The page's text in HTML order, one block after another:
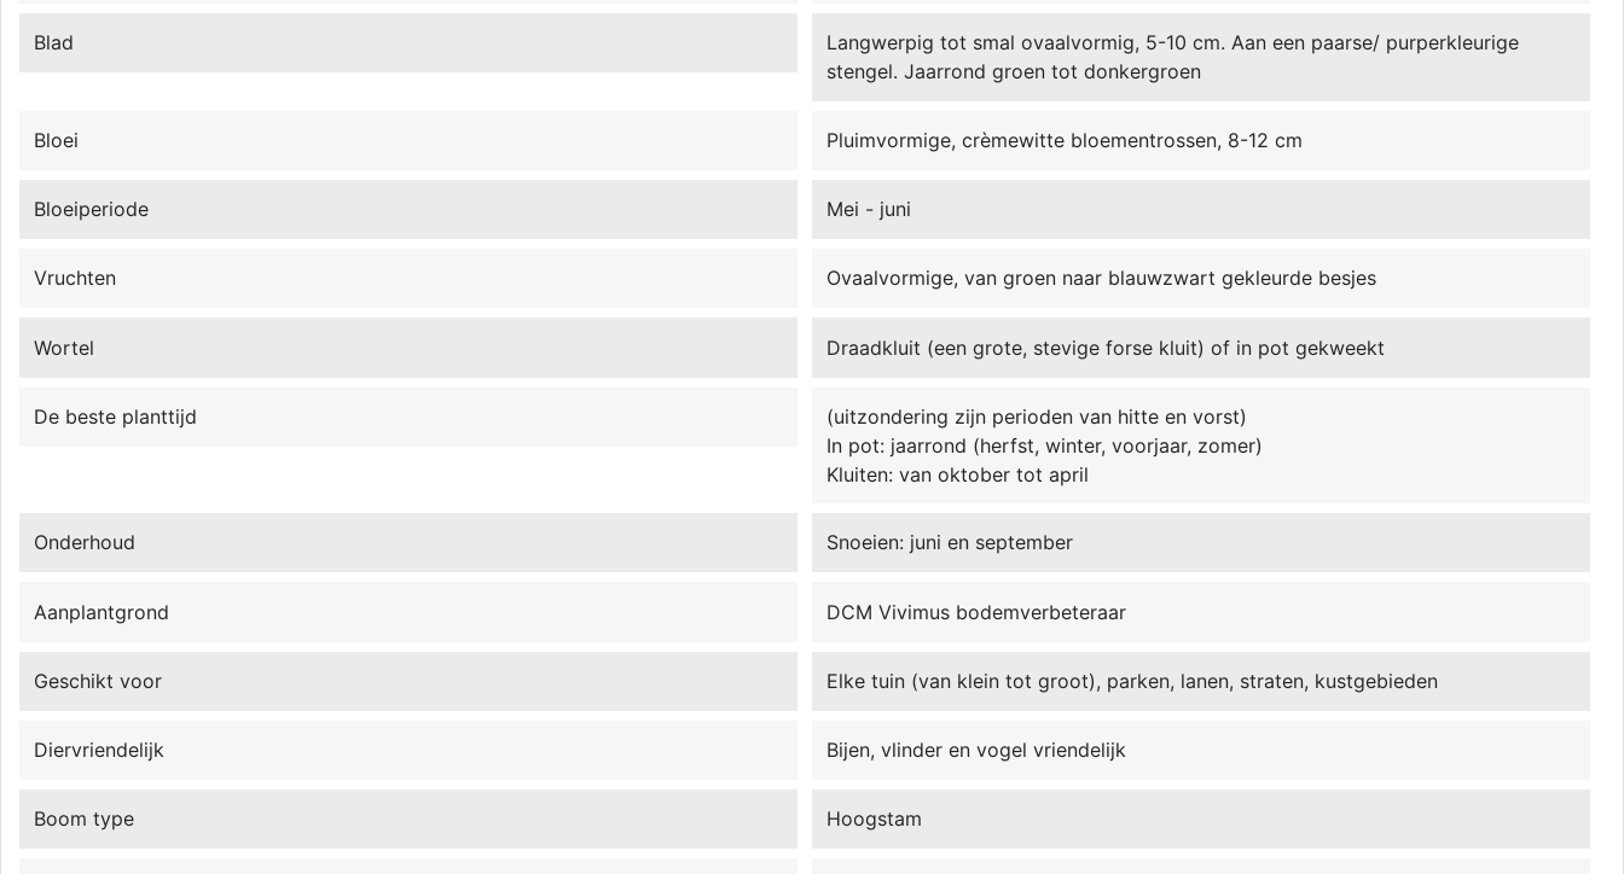
Blad
Langwerpig tot smal ovaalvormig, 5-10 cm. Aan een paarse/ purperkleurige
stengel. Jaarrond groen tot donkergroen
Bloei Pluimvormige, crèmewitte bloementrossen, 8-12 cm
Bloeiperiode Mei - juni
Vruchten Ovaalvormige, van groen naar blauwzwart gekleurde besjes
Wortel Draadkluit (een grote, stevige forse kluit) of in pot gekweekt
De beste planttijd
(uitzondering zijn perioden van hitte en vorst)
In pot: jaarrond (herfst, winter, voorjaar, zomer)
Kluiten: van oktober tot april
Onderhoud Snoeien: juni en september
Aanplantgrond DCM Vivimus bodemverbeteraar
Geschikt voor Elke tuin (van klein tot groot), parken, lanen, straten, kustgebieden
Diervriendelijk Bijen, vlinder en vogel vriendelijk
Boom type Hoogstam